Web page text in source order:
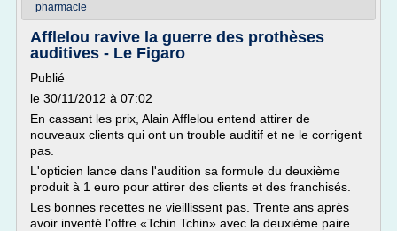
pharmacie
Afflelou ravive la guerre des prothèses
auditives - Le Figaro
Publié
le 30/11/2012 à 07:02
En cassant les prix, Alain Afflelou entend attirer de
nouveaux clients qui ont un trouble auditif et ne le corrigent
pas.
L'opticien lance dans l'audition sa formule du deuxième
produit à 1 euro pour attirer des clients et des franchisés.
Les bonnes recettes ne vieillissent pas. Trente ans après
avoir inventé l'offre «Tchin Tchin» avec la deuxième paire